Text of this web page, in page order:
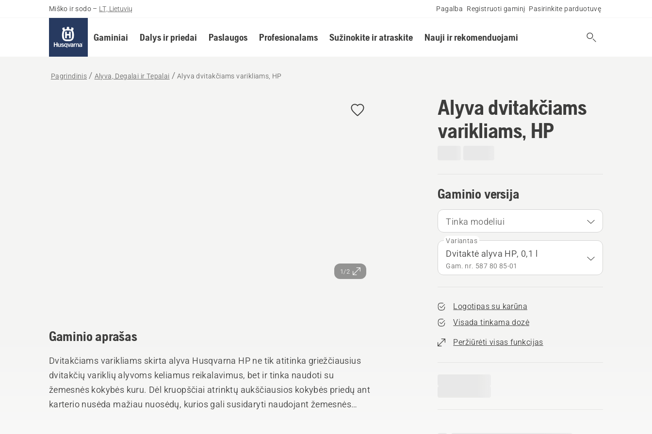
Miško ir sodo – LT, Lietuvių Pagalba Registruoti gaminį Pasirinkite parduotuvę
Gaminiai Dalys ir priedai Paslaugos Profesionalams Sužinokite ir atraskite Nauji ir rekomenduojami
Pagrindinis Alyva, Degalai ir Tepalai Alyva dvitakčiams varikliams, HP
1/2
Alyva dvitakčiams
varikliams, HP
Gaminio versija
Tinka modeliui
Variantas
Dvitaktė alyva HP, 0,1 l
Gam. nr. 587 80 85‑01
Logotipas su karūna
Visada tinkama dozė
Peržiūrėti visas funkcijas
Gaminio aprašas
Dvitakčiams varikliams skirta alyva Husqvarna HP ne tik atitinka griežčiausius
dvitakčių variklių alyvoms keliamus reikalavimus, bet ir tinka naudoti su
žemesnės kokybės kuru. Dėl kruopščiai atrinktų aukščiausios kokybės priedų ant
karterio nusėda mažiau nuosėdų, kurios gali susidaryti naudojant žemesnės